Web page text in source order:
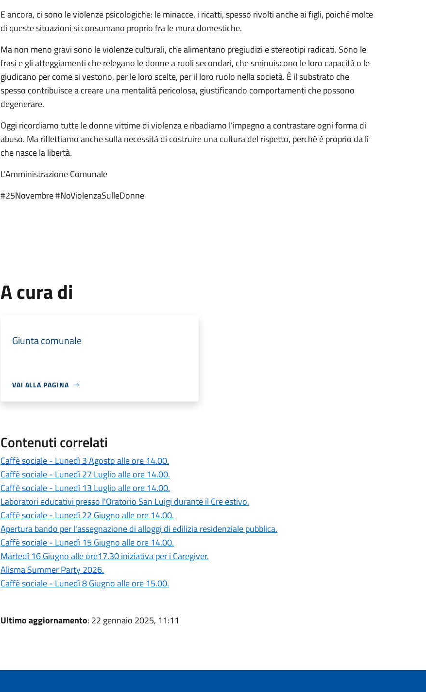
E ancora, ci sono le violenze psicologiche: le minacce, i ricatti, spesso rivolti anche ai figli, poiché molte
di queste situazioni si consumano proprio fra le mura domestiche.
Ma non meno gravi sono le violenze culturali, che alimentano pregiudizi e stereotipi radicati. Sono le
frasi e gli atteggiamenti che relegano le donne a ruoli secondari, che sminuiscono le loro capacità o le
giudicano per come si vestono, per le loro scelte, per il loro ruolo nella società. È il substrato che
spesso contribuisce a creare una mentalità pericolosa, giustificando comportamenti che possono
degenerare.
Oggi ricordiamo tutte le donne vittime di violenza e ribadiamo l’impegno a contrastare ogni forma di
abuso. Ma riflettiamo anche sulla necessità di costruire una cultura del rispetto, perché è proprio da lì
che nasce la libertà.
L'Amministrazione Comunale
#25Novembre #NoViolenzaSulleDonne
A cura di
Giunta comunale
VAI ALLA PAGINA
Contenuti correlati
Caffè sociale - Lunedì 3 Agosto alle ore 14.00.
Caffè sociale - Lunedì 27 Luglio alle ore 14.00.
Caffè sociale - Lunedì 13 Luglio alle ore 14.00.
Laboratori educativi presso l'Oratorio San Luigi durante il Cre estivo.
Caffè sociale - Lunedì 22 Giugno alle ore 14.00.
Apertura bando per l'assegnazione di alloggi di edilizia residenziale pubblica.
Caffè sociale - Lunedì 15 Giugno alle ore 14.00.
Martedì 16 Giugno alle ore17.30 iniziativa per i Caregiver.
Alisma Summer Party 2026.
Caffè sociale - Lunedì 8 Giugno alle ore 15.00.
Ultimo aggiornamento: 22 gennaio 2025, 11:11